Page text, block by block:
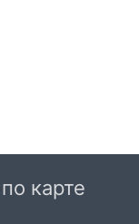
карте